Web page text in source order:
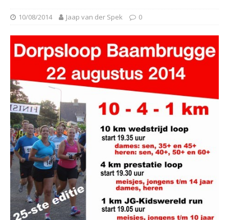
10/08/2014 Jaap van der Spek 0